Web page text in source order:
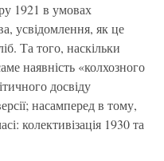
1921 в умовах
усвідомлення, як це
Та того, наскільки
наявність «колхозного
досвіду
насамперед в тому,
колективізація 1930 та